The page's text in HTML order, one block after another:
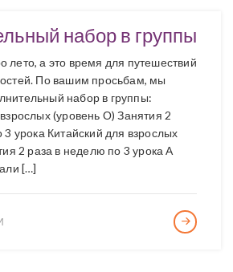
набор в группы
а это время для путешествий
По вашим просьбам, мы
набор в группы:
(уровень О) Занятия 2
урока Китайский для взрослых
2 раза в неделю по 3 урока А
[…]